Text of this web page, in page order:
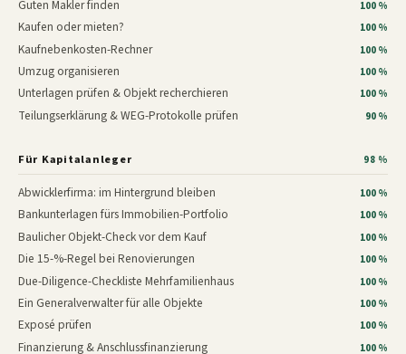
Guten Makler finden 100 %
Kaufen oder mieten? 100 %
Kaufnebenkosten-Rechner 100 %
Umzug organisieren 100 %
Unterlagen prüfen & Objekt recherchieren 100 %
Teilungserklärung & WEG-Protokolle prüfen 90 %
Für Kapitalanleger 98 %
Abwicklerfirma: im Hintergrund bleiben 100 %
Bankunterlagen fürs Immobilien-Portfolio 100 %
Baulicher Objekt-Check vor dem Kauf 100 %
Die 15-%-Regel bei Renovierungen 100 %
Due-Diligence-Checkliste Mehrfamilienhaus 100 %
Ein Generalverwalter für alle Objekte 100 %
Exposé prüfen 100 %
Finanzierung & Anschlussfinanzierung 100 %